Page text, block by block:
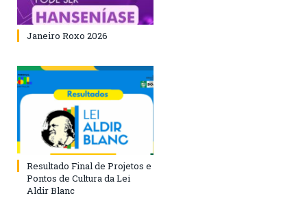
Janeiro Roxo 2026
Resultado Final de Projetos e
Pontos de Cultura da Lei
Aldir Blanc